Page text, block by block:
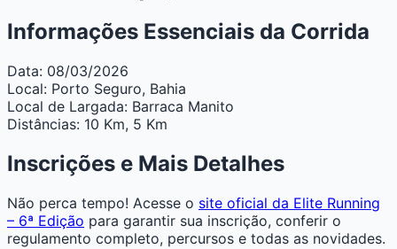
Informações Essenciais da Corrida
Data: 08/03/2026
Local: Porto Seguro, Bahia
Local de Largada: Barraca Manito
Distâncias: 10 Km, 5 Km
Inscrições e Mais Detalhes
Não perca tempo! Acesse o site oficial da Elite Running
– 6ª Edição para garantir sua inscrição, conferir o
regulamento completo, percursos e todas as novidades.